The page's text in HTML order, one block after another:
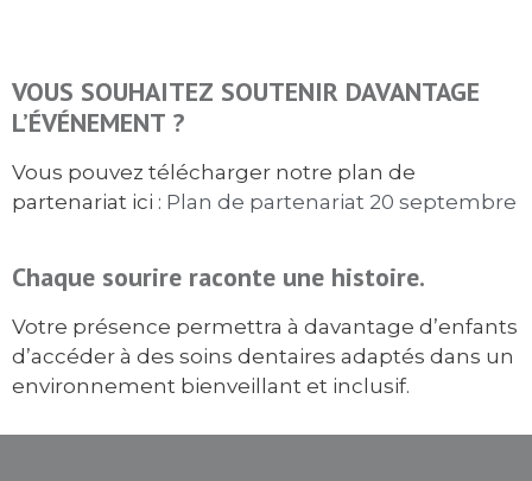
VOUS SOUHAITEZ SOUTENIR DAVANTAGE
L’ÉVÉNEMENT ?
Vous pouvez télécharger notre plan de
partenariat ici : Plan de partenariat 20 septembre
Chaque sourire raconte une histoire.
Votre présence permettra à davantage d’enfants
d’accéder à des soins dentaires adaptés dans un
environnement bienveillant et inclusif.